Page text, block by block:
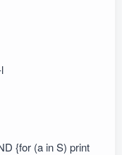
{for (a in S) print